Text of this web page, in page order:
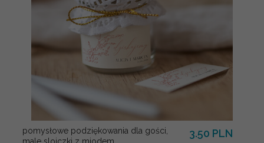
pomysłowe podziękowania dla gości,
3.50 PLN